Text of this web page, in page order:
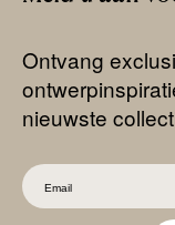
Ontvang
nieuwste